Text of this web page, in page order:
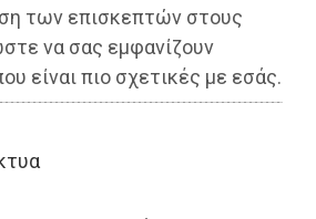
των επισκεπτών στους
να σας εμφανίζουν
είναι πιο σχετικές με εσάς.